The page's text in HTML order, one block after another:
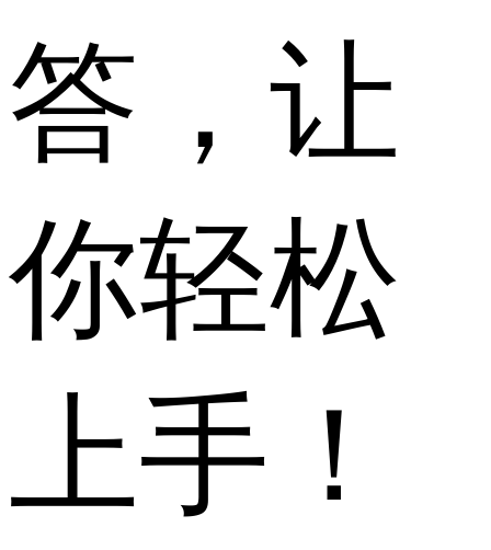
答，让
你轻松
上手！